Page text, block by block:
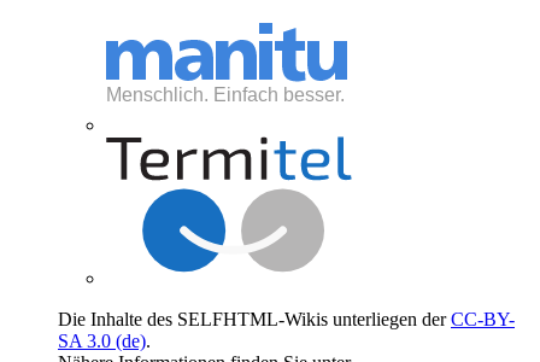
Die Inhalte des SELFHTML-Wikis unterliegen derCC-BY-
SA 3.0 (de).